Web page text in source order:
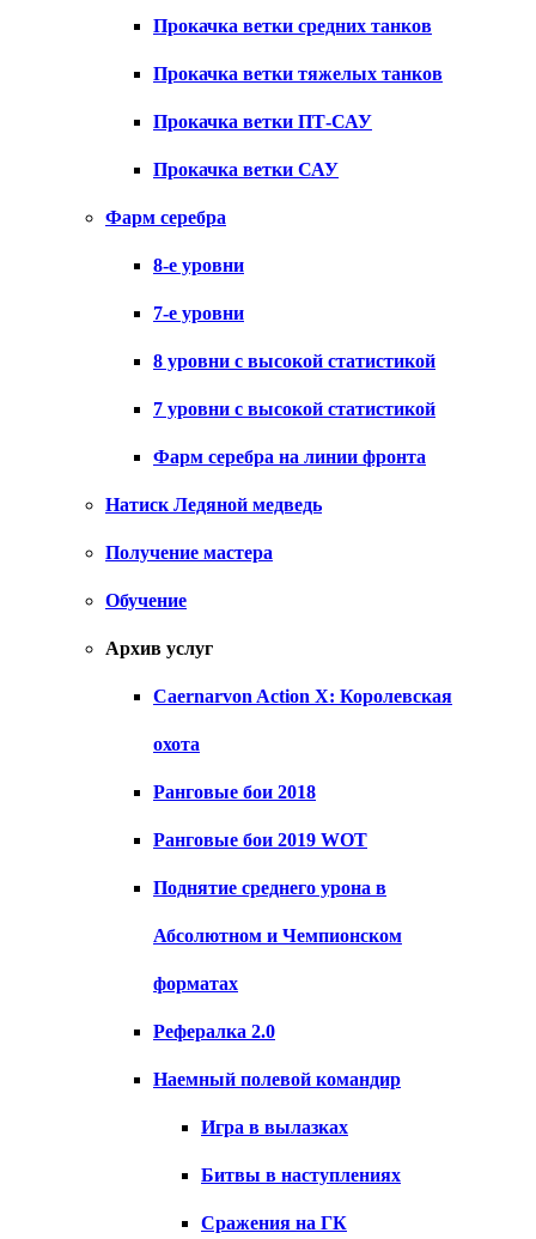
Прокачка ветки средних танков
Прокачка ветки тяжелых танков
Прокачка ветки ПТ-САУ
Прокачка ветки САУ
Фарм серебра
8-е уровни
7-е уровни
8 уровни с высокой статистикой
7 уровни с высокой статистикой
Фарм серебра на линии фронта
Натиск Ледяной медведь
Получение мастера
Обучение
Архив услуг
Caernarvon Action X: Королевская
охота
Ранговые бои 2018
Ранговые бои 2019 WOT
Поднятие среднего урона в
Абсолютном и Чемпионском
форматах
Рефералка 2.0
Наемный полевой командир
Игра в вылазках
Битвы в наступлениях
Сражения на ГК